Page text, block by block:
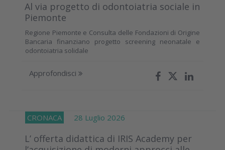
Al via progetto di odontoiatria sociale in
Piemonte
Regione Piemonte e Consulta delle Fondazioni di Origine
Bancaria finanziano progetto screening neonatale e
odontoiatria solidale
Approfondisci
CRONACA 28 Luglio 2026
L’ offerta didattica di IRIS Academy per